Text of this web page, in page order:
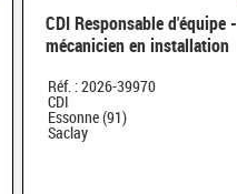
CDI Responsable d'équipe -
mécanicien en installation
Réf. : 2026-39970
CDI
Essonne (91)
Saclay